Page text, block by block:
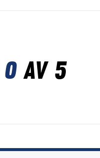
0av 5